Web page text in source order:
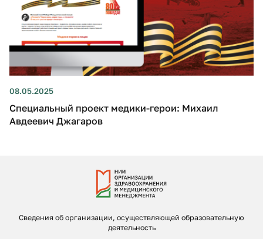
08.05.2025
Специальный проект медики-герои: Михаил
Авдеевич Джагаров
Сведения об организации, осуществляющей образовательную
деятельность